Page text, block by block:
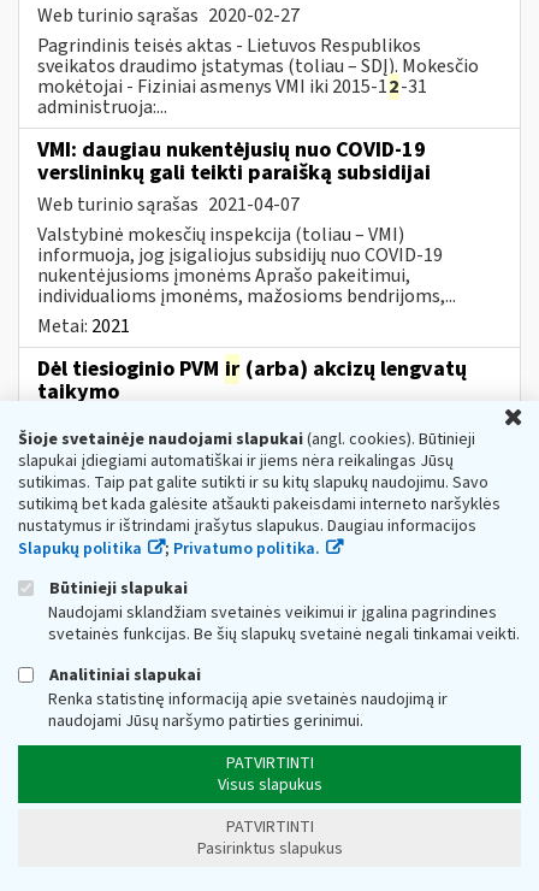
Web turinio sąrašas 2020-02-27
Pagrindinis teisės aktas - Lietuvos Respublikos
sveikatos draudimo įstatymas (toliau – SDĮ). Mokesčio
mokėtojai - Fiziniai asmenys VMI iki 2015-12-31
administruoja:...
VMI: daugiau nukentėjusių nuo COVID-19
verslininkų gali teikti paraišką subsidijai
Web turinio sąrašas 2021-04-07
Valstybinė mokesčių inspekcija (toliau – VMI)
informuoja, jog įsigaliojus subsidijų nuo COVID-19
nukentėjusioms įmonėms Aprašo pakeitimui,
individualioms įmonėms, mažosioms bendrijoms,...
Metai: 2021
Dėl tiesioginio PVM ir (arba) akcizų lengvatų
taikymo
1. Teisės aktai, reglamentuojantys tiesioginio taikymo
PVMir(arba) akcizų lengvatas. • Pridėtinės vertės
mokesčioirakcizų taikymo prekėms...
DUK Dėl priemonės „subsidijos įmonėms,
veikiančioms itin paveiktuose sektoriuose“
Web turinio sąrašas
1.Koks teisės aktas reglamentuoja subsidijų skyrimą
įmonėms? Subsidijų įmonėms, veikiančioms itin
paveiktuose sektoriuose, lėšų skyrimo
administravimo tvarkos aprašas...
Dėl Lietuvos Respublikos akcizų įstatymo
pakeitimo nuo 2023 m. vasario 13 d.
2023-02-10
Informuojame, kad, vadovaujantis Lietuvos Respublikos
akcizų įstatymo (toliau − AĮ) pakeitimu Nr. XIV-777[1],
nuo 2023 m. vasario 13 d. įsigalioja šie AĮ pakeitimai:
Šioje svetainėje naudojami slapukai(angl. cookies). Būtinieji
slapukai įdiegiami automatiškai ir jiems nėra reikalingas Jūsų
sutikimas. Taip pat galite sutikti ir su kitų slapukų naudojimu. Savo
sutikimą bet kada galėsite atšaukti pakeisdami interneto naršyklės
nustatymus ir ištrindami įrašytus slapukus. Daugiau informacijos
Slapukų politika
; Privatumo politika.
Būtinieji slapukai
Naudojami sklandžiam svetainės veikimui ir įgalina pagrindines
svetainės funkcijas. Be šių slapukų svetainė negali tinkamai veikti.
Analitiniai slapukai
Renka statistinę informaciją apie svetainės naudojimą ir
naudojami Jūsų naršymo patirties gerinimui.
PATVIRTINTI
Visus slapukus
PATVIRTINTI
Pasirinktus slapukus